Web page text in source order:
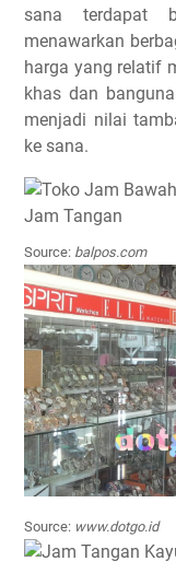
sana terdapat
menawarkan
harga yang relatif
khas dan
menjadi nilai
ke sana.
Source: balpos.com
Source: www.dotgo.id